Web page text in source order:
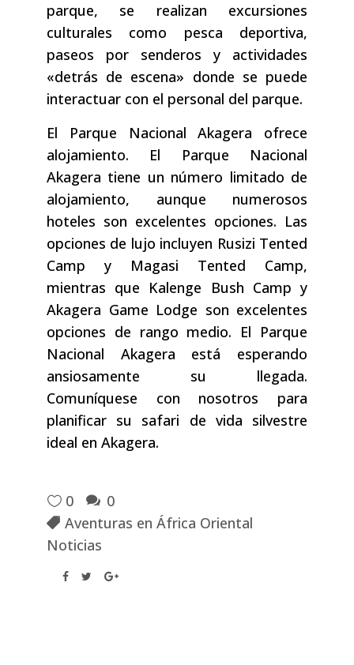
parque, se realizan excursiones
culturales como pesca deportiva,
paseos por senderos y actividades
«detrás de escena» donde se puede
interactuar con el personal del parque.
El Parque Nacional Akagera ofrece
alojamiento. El Parque Nacional
Akagera tiene un número limitado de
alojamiento, aunque numerosos
hoteles son excelentes opciones. Las
opciones de lujo incluyen Rusizi Tented
Camp y Magasi Tented Camp,
mientras que Kalenge Bush Camp y
Akagera Game Lodge son excelentes
opciones de rango medio. El Parque
Nacional Akagera está esperando
ansiosamente su llegada.
Comuníquese con nosotros para
planificar su safari de vida silvestre
ideal en Akagera.
0
0
Aventuras en África Oriental
Noticias